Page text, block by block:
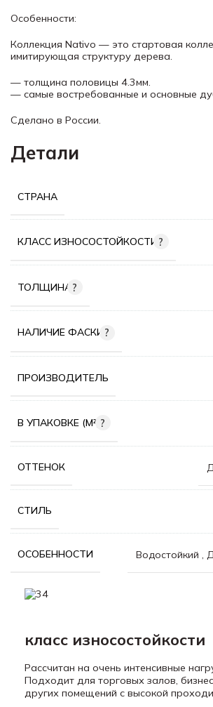
Особенности:
Коллекция Nativo — это стартовая
имитирующая структуру дерева.
— толщина половицы 4.3мм.
— самые востребованные и основные
Сделано в России.
Детали
СТРАНА
КЛАСС ИЗНОСОСТОЙКОСТИ
ТОЛЩИНА
НАЛИЧИЕ ФАСКИ
ПРОИЗВОДИТЕЛЬ
В УПАКОВКЕ (М²)
ОТТЕНОК
СТИЛЬ
ОСОБЕННОСТИ Водостойкий ,
класс износостойкости
Рассчитан на очень интенсивные
Подходит для торговых залов,
других помещений с высокой